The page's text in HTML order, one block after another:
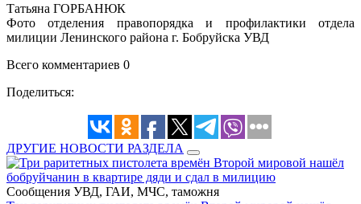
Татьяна ГОРБАНЮК
Фото отделения правопорядка и профилактики отдела
милиции Ленинского района г. Бобруйска УВД
Всего комментариев 0
Поделиться:
ДРУГИЕ НОВОСТИ РАЗДЕЛА
Сообщения УВД, ГАИ, МЧС, таможня